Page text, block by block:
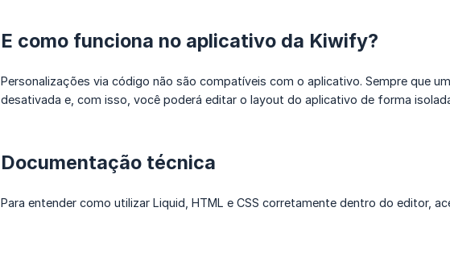
E como funciona no aplicativo da Kiwify?
Personalizações via código não são compatíveis com o aplicativo. Sempre que
desativada e, com isso, você poderá editar o layout do aplicativo de forma
Documentação técnica
Para entender como utilizar Liquid, HTML e CSS corretamente dentro do editor,